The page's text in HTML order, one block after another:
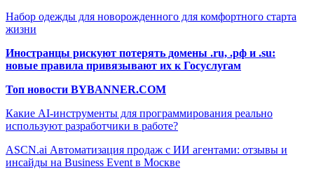
Набор одежды для новорожденного для комфортного старта
жизни
Иностранцы рискуют потерять домены .ru, .рф и .su:
новые правила привязывают их к Госуслугам
Топ новости BYBANNER.COM
Какие AI-инструменты для программирования реально
используют разработчики в работе?
ASCN.ai Автоматизация продаж с ИИ агентами: отзывы и
инсайды на Business Event в Москве